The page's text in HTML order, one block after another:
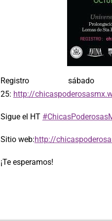
Registro
25: http://
Sigue el HT
Sitio web:http://
¡Te esperamos!